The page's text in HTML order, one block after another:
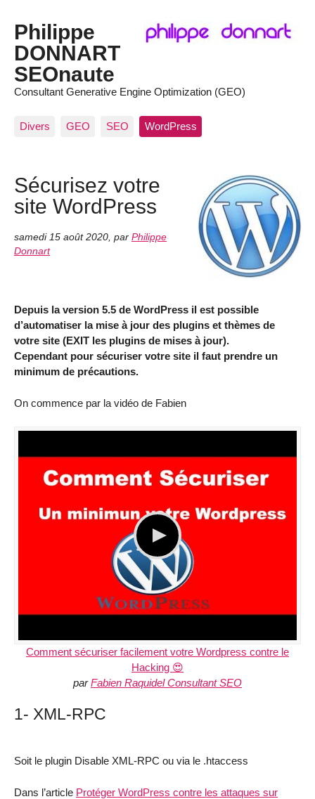
Philippe
DONNART
SEOnaute
Consultant Generative Engine Optimization (GEO)
Divers GEO SEO WordPress
Sécurisez votre
site WordPress
samedi 15 août 2020, par Philippe
Donnart
Depuis la version 5.5 de WordPress il est possible
d’automatiser la mise à jour des plugins et thèmes de
votre site (EXIT les plugins de mises à jour).
Cependant pour sécuriser votre site il faut prendre un
minimum de précautions.
On commence par la vidéo de Fabien
Comment sécuriser facilement votre Wordpress contre le
Hacking 😍
parFabien Raquidel Consultant SEO
1- XML-RPC
Soit le plugin Disable XML-RPC ou via le .htaccess
Dans l’article Protéger WordPress contre les attaques sur